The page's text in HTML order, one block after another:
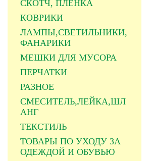
СКОТЧ, ПЛЕНКА
КОВРИКИ
ЛАМПЫ,СВЕТИЛЬНИКИ,
ФАНАРИКИ
МЕШКИ ДЛЯ МУСОРА
ПЕРЧАТКИ
РАЗНОЕ
СМЕСИТЕЛЬ,ЛЕЙКА,ШЛ
АНГ
ТЕКСТИЛЬ
ТОВАРЫ ПО УХОДУ ЗА
ОДЕЖДОЙ И ОБУВЬЮ